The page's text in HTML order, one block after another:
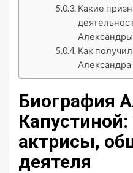
Какие
Как
Александра
Биография
актрисы,
деятеля